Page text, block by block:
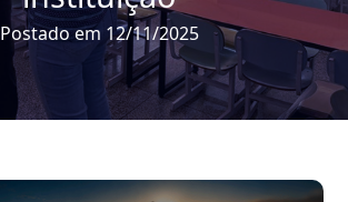
Postado em 12/11/2025